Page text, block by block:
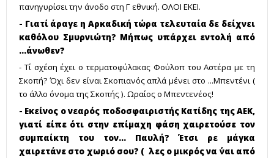
πανηγυρίσει την άνοδο στη Γ εθνική. ΟΛΟΙ ΕΚΕΙ.
- Γιατί άραγε η Αρκαδική τώρα τελευταία δε δείχνει
καθόλου Σμυρνιώτη? Μήπως υπάρχει εντολή από
...άνωθεν?
- Τί σχέση έχει ο τερματοφύλακας Φούλοπ του Αστέρα με τη
Σκοπή? Όχι δεν είναι Σκοπιανός απλά μένει στο ...Μπεντένι (
το άλλο όνομα της Σκοπής ). Ωραίος ο Μπεντενέος!
- Εκείνος ο νεαρός ποδοσφαιριστής Κατίδης της ΑΕΚ,
γιατί είπε ότι στην επίμαχη φάση χαιρετούσε τον
συμπαίκτη του τον... Παυλή? Έτσι ρε μάγκα
χαιρετάνε στο χωριό σου? ( λες ο μικρός να ΄ναι από